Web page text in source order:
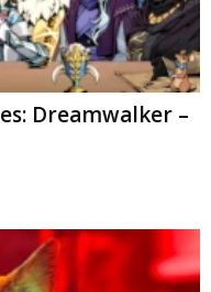
Dreamwalker –